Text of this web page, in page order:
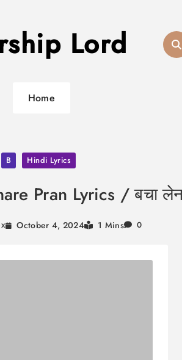
Lord
Home
B Hindi Lyrics
Pran Lyrics / बचा
October 4, 2024 1 Mins 0